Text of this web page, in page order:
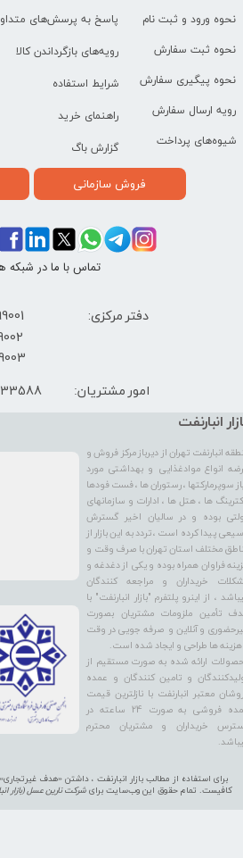
انبارنفت
انبارنفت تهران از دیرباز مرکز فروش و
انواع موادغذایی و بهداشتی مورد
سوپرمارکتها ، رستوران ها ، فست فودها
ها ، هتل ها ، ادارات و سازمانهای
بوده و در سالیان اخیر گسترش
پیدا کرده است ، تردد به این بازار از
مختلف استان تهران با صرف وقت و
فراوان همراه بوده و یکی از دغدغه و
خریداران و مراجعه کنندگان
، از اینرو پلتفرم "بازار انبارنفت" با
تأمین ملزومات مشتریان بصورت
و آنلاین و صرفه جویی در وقت
ها طراحی و ایجاد شده است.
ارائه شده به صورت مستقیم از
و تامین کنندگان و عمده
معتبر انبارنفت با نازلترین قیمت
عمده فروشی به صورت 24 ساعته در
خریداران و مشتریان محترم
برای استفاده از مطالب بازار انبارنفت ، داشتن «هدف
کافیست. تمام حقوق اين وب‌سايت برای شرکت نارین عسل (بازار
نحوه ورود و ثبت نام
نحوه ثبت سفارش
نحوه پیگیری سفارش
رویه ارسال سفارش
شیوه‌های پرداخت
پاسخ به پرسش‌های
رویه‌های بازگرداندن کالا
شرایط استفاده
راهنمای خرید
گزارش باگ
فروش سازمانی
دفتر مرکزی: 66099001-021
امور مشتریان:
تماس با ما در شبکه